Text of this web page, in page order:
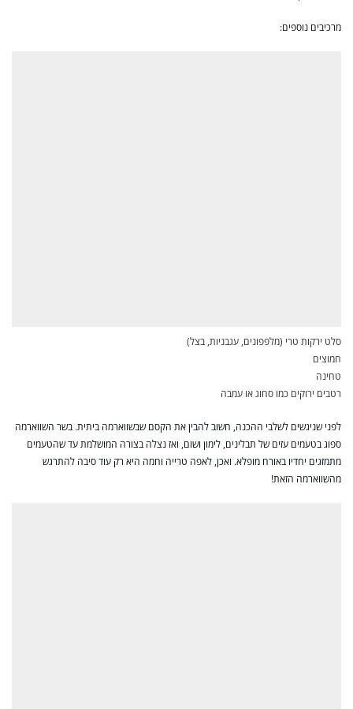
מרכיבים נוספים:
סלט ירקות טרי (מלפפונים, עגבניות, בצל)
חמוצים
טחינה
רטבים ירוקים כמו סחוג או עמבה
לפני שניגשים לשלבי ההכנה, חשוב להבין את הקסם שבשווארמה ביתית. בשר השווארמה
ספוג בטעמים עזים של תבלינים, לימון ושום, ואז נצלה בצורה המושלמת עד שהטעמים
מתמזגים יחדיו באורח מופלא. ואכן, לאפה טרייה וחמה היא רק עוד סיבה להתרגש
מהשווארמה הזאת!